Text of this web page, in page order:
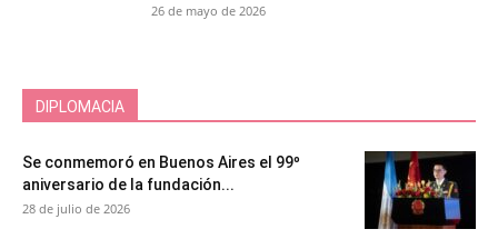
26 de mayo de 2026
DIPLOMACIA
Se conmemoró en Buenos Aires el 99º
aniversario de la fundación...
28 de julio de 2026